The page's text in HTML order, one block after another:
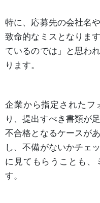
特に、応募先の会社名
致命的なミスとなりま
ているのでは」と思わ
ります。
企業から指定されたフ
り、提出すべき書類が
不合格となるケースが
し、不備がないかチェ
に見てもらうことも、
す。